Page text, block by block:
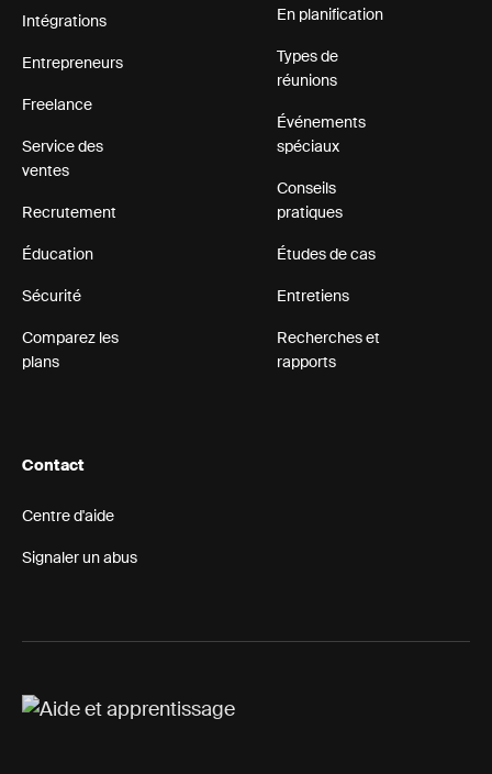
Intégrations
Entrepreneurs
Freelance
Service des
ventes
Recrutement
Éducation
Sécurité
Comparez les
plans
En planification
Types de
réunions
Événements
spéciaux
Conseils
pratiques
Études de cas
Entretiens
Recherches et
rapports
Contact
Centre d'aide
Signaler un abus